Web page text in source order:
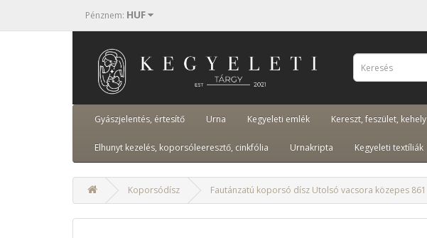
Pénznem: HUF
Gyászjelentés, értesítő Urna Kegyeleti emlék Kereszt, feszület, kehely
Elhunyt kezelés, koporsóleeresztő, cinkfólia Urnakripta Kegyeleti textíliák
Koporsódísz Fautánzatú koporsó dísz Utolsó vacsora közepes 861